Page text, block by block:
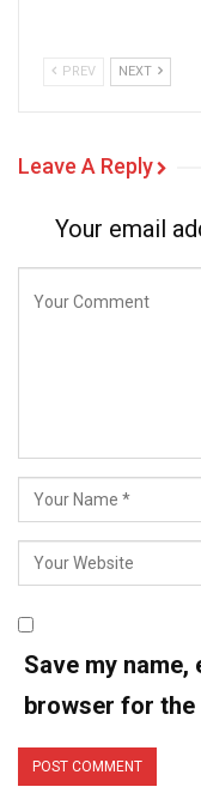
PREV NEXT
Leave A Reply
Your email
Save my
browser for the